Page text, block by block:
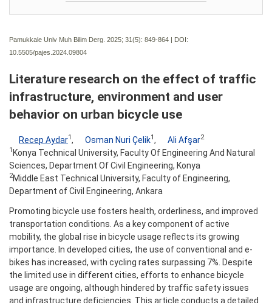
Pamukkale Univ Muh Bilim Derg. 2025; 31(5): 849-864 | DOI:
10.5505/pajes.2024.09804
Literature research on the effect of traffic
infrastructure, environment and user
behavior on urban bicycle use
Recep Aydar1 , Osman Nuri Çelik1 , Ali Afşar2
1 Konya Technical University, Faculty Of Engineering And Natural
Sciences, Department Of Civil Engineering, Konya
2Middle East Technical University, Faculty of Engineering,
Department of Civil Engineering, Ankara
Promoting bicycle use fosters health, orderliness, and improved
transportation conditions. As a key component of active
mobility, the global rise in bicycle usage reflects its growing
importance. In developed cities, the use of conventional and e-
bikes has increased, with cycling rates surpassing 7%. Despite
the limited use in different cities, efforts to enhance bicycle
usage are ongoing, although hindered by traffic safety issues
and infrastructure deficiencies. This article conducts a detailed